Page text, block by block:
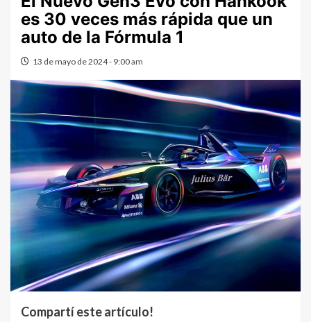
es 30 veces más rápida que un
auto de la Fórmula 1
13 de mayo de 2024 - 9:00 am
Compartí este artículo!